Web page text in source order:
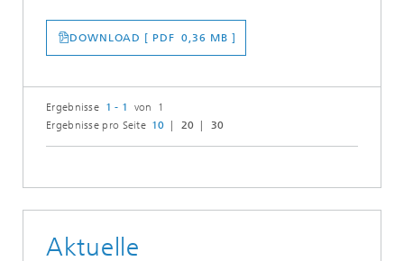
DOWNLOAD [ PDF 0,36 MB ]
Ergebnisse 1 - 1
von 1
Ergebnisse pro Seite 10 20 30
Aktuelle